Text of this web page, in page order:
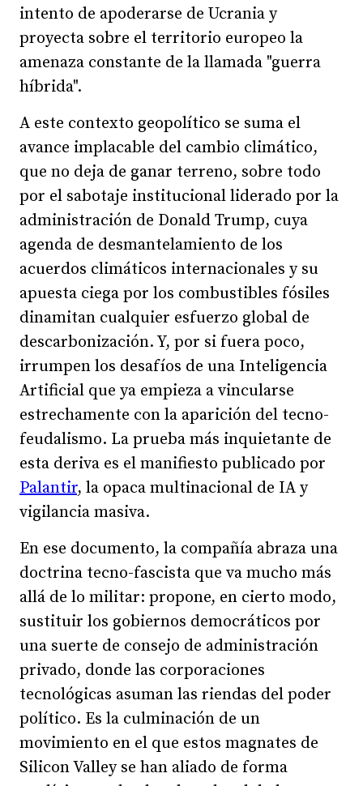
intento de apoderarse de Ucrania y
proyecta sobre el territorio europeo la
amenaza constante de la llamada "guerra
híbrida".
A este contexto geopolítico se suma el
avance implacable del cambio climático,
que no deja de ganar terreno, sobre todo
por el sabotaje institucional liderado por la
administración de Donald Trump, cuya
agenda de desmantelamiento de los
acuerdos climáticos internacionales y su
apuesta ciega por los combustibles fósiles
dinamitan cualquier esfuerzo global de
descarbonización. Y, por si fuera poco,
irrumpen los desafíos de una Inteligencia
Artificial que ya empieza a vincularse
estrechamente con la aparición del tecno-
feudalismo. La prueba más inquietante de
esta deriva es el manifiesto publicado por
Palantir, la opaca multinacional de IA y
vigilancia masiva.
En ese documento, la compañía abraza una
doctrina tecno-fascista que va mucho más
allá de lo militar: propone, en cierto modo,
sustituir los gobiernos democráticos por
una suerte de consejo de administración
privado, donde las corporaciones
tecnológicas asuman las riendas del poder
político. Es la culminación de un
movimiento en el que estos magnates de
Silicon Valley se han aliado de forma